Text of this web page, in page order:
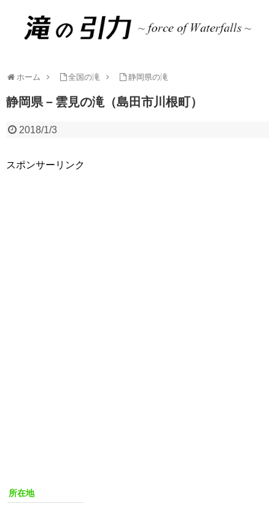
ホーム 全国の滝 静岡県の滝
静岡県－雲見の滝（島田市川根町）
2018/1/3
スポンサーリンク
所在地